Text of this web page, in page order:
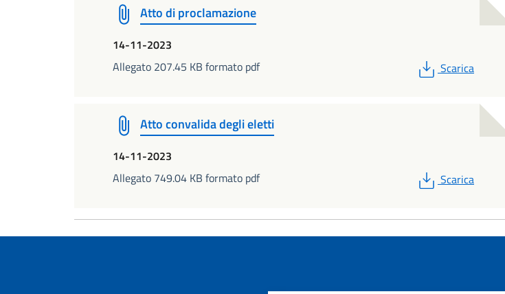
Atto di proclamazione
14-11-2023
Allegato 207.45 KB formato pdf
PDF
Scarica
Atto convalida degli eletti
14-11-2023
Allegato 749.04 KB formato pdf
PDF
Scarica